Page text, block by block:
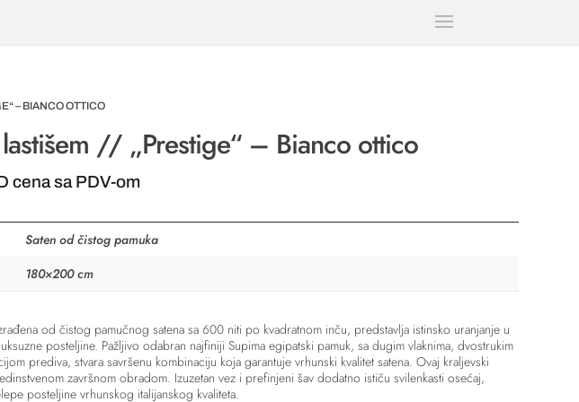
– BIANCO OTTICO
lastišem // „Prestige“ – Bianco ottico
cena sa PDV-om
Saten od čistog pamuka
180×200 cm
od čistog pamučnog satena sa 600 niti po kvadratnom inču, predstavlja istinsko uranjanje u
posteljine. Pažljivo odabran najfiniji Supima egipatski pamuk, sa dugim vlaknima, dvostrukim
prediva, stvara savršenu kombinaciju koja garantuje vrhunski kvalitet satena. Ovaj kraljevski
završnom obradom. Izuzetan vez i prefinjeni šav dodatno ističu svilenkasti osećaj,
posteljine vrhunskog italijanskog kvaliteta.